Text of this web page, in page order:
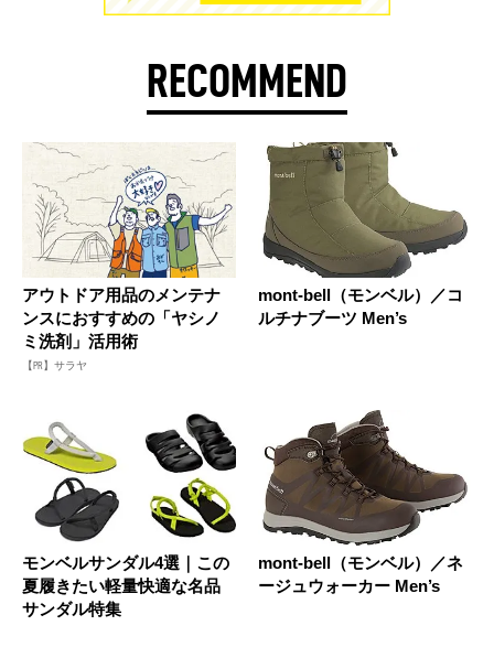
RECOMMEND
アウトドア用品のメンテナ
ンスにおすすめの「ヤシノ
ミ洗剤」活用術
【PR】サラヤ
mont-bell（モンベル）／コ
ルチナブーツ Men’s
モンベルサンダル4選｜この
夏履きたい軽量快適な名品
サンダル特集
mont-bell（モンベル）／ネ
ージュウォーカー Men’s